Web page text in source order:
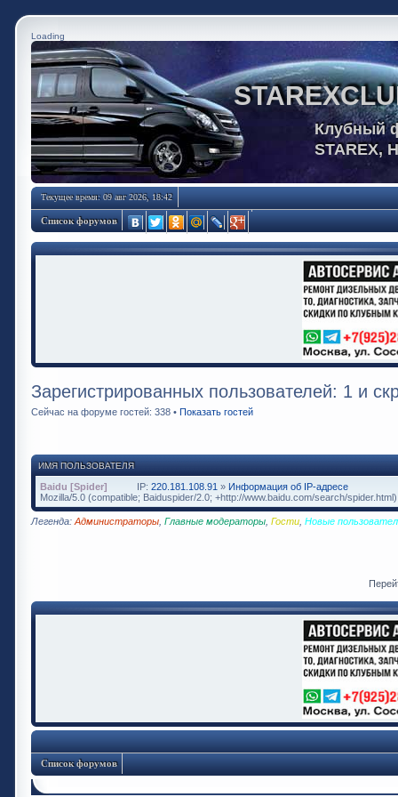
Loading
Клубный
STAREX,
Текущее время: 09 авг 2026, 18:42
Список форумов
Зарегистрированных пользователей: 1 и
Сейчас на форуме гостей: 338 • Показать гостей
ИМЯ ПОЛЬЗОВАТЕЛЯ
Baidu [Spider] IP: 220.181.108.91 » Информация об IP-адресе
Mozilla/5.0 (compatible; Baiduspider/2.0; +http://www.baidu.com/search/spider.html)
Легенда: Администраторы Главные модераторы Гости Новые
Список форумов